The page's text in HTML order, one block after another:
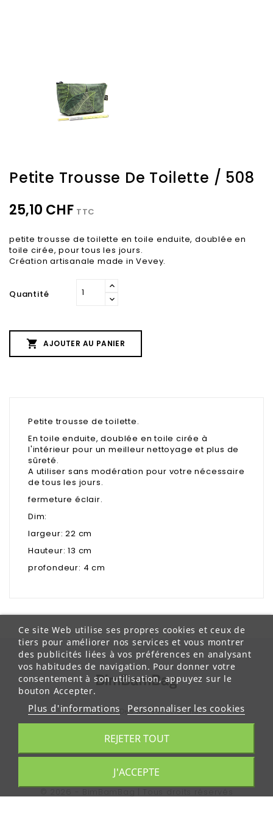
Petite Trousse De Toilette / 508
25,10 CHF TTC
petite trousse de toilette en toile enduite, doublée en
toile cirée, pour tous les jours.
Création artisanale made in Vevey.
Quantité
 AJOUTER AU PANIER
Petite trousse de toilette.
En toile enduite, doublée en toile cirée à
l'intérieur pour un meilleur nettoyage et plus de
sûreté.
A utiliser sans modération pour votre nécessaire
de tous les jours.
fermeture éclair.
Dim:
largeur: 22 cm
Hauteur: 13 cm
profondeur: 4 cm
Des Sacs Et Des Mots À Scratcher
Des Sacs Made In Vevey
Des Sacs 100% Heureux
Ce site Web utilise ses propres cookies et ceux de
tiers pour améliorer nos services et vous montrer
des publicités liées à vos préférences en analysant
vos habitudes de navigation. Pour donner votre
consentement à son utilisation, appuyez sur le
bouton Accepter.
Plus d'informations Personnaliser les cookies
REJETER TOUT
J'ACCEPTE